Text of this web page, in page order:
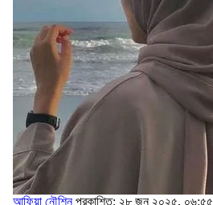
আফিয়া‌‌ নৌশিন প্রকাশিত: ২৮ জুন ২০২৫, ০৬:৫৫